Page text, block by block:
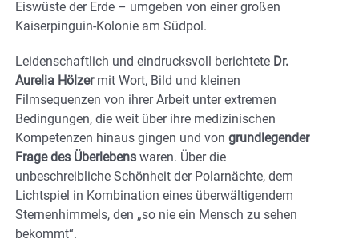
Eiswüste der Erde – umgeben von einer großen
Kaiserpinguin-Kolonie am Südpol.
Leidenschaftlich und eindrucksvoll berichtete Dr.
Aurelia Hölzermit Wort, Bild und kleinen
Filmsequenzen von ihrer Arbeit unter extremen
Bedingungen, die weit über ihre medizinischen
Kompetenzen hinaus gingen und von grundlegender
Frage des Überlebens waren. Über die
unbeschreibliche Schönheit der Polarnächte, dem
Lichtspiel in Kombination eines überwältigendem
Sternenhimmels, den „so nie ein Mensch zu sehen
bekommt“.